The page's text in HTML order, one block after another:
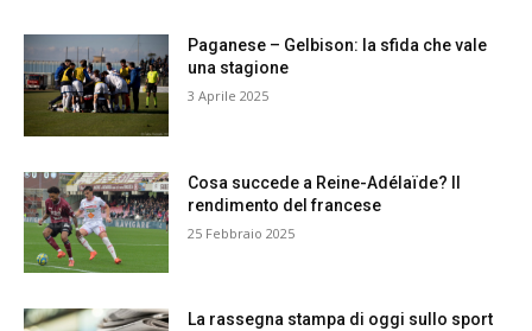
Paganese – Gelbison: la sfida che vale
una stagione
3 Aprile 2025
Cosa succede a Reine-Adélaïde? Il
rendimento del francese
25 Febbraio 2025
La rassegna stampa di oggi sullo sport